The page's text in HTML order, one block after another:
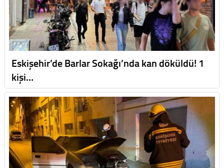
Eskişehir’de Barlar Sokağı’nda kan döküldü! 1
kişi…